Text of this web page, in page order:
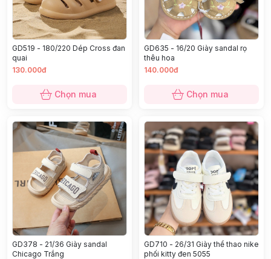
GD519 - 180/220 Dép Cross đan
quai
130.000đ
Chọn mua
GD635 - 16/20 Giày sandal rọ
thêu hoa
140.000đ
Chọn mua
GD378 - 21/36 Giày sandal
Chicago Trắng
GD710 - 26/31 Giày thể thao nike
phối kitty đen 5055